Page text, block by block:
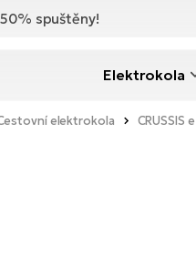
spuštěny!
Elektrokola
elektrokola CRUSSIS